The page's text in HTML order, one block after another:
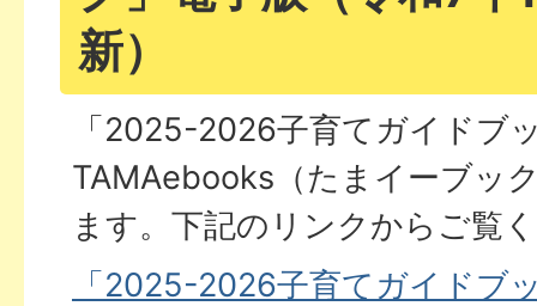
新）
「2025-2026子育てガイドブ
TAMAebooks（たまイーブッ
ます。下記のリンクからご覧
「2025-2026子育てガイドブ